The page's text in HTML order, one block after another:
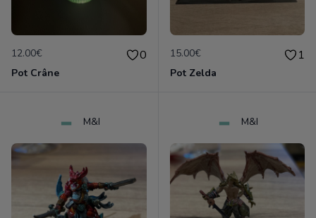
12.00€ 0
Pot Crâne
15.00€ 1
Pot Zelda
M&I M&I